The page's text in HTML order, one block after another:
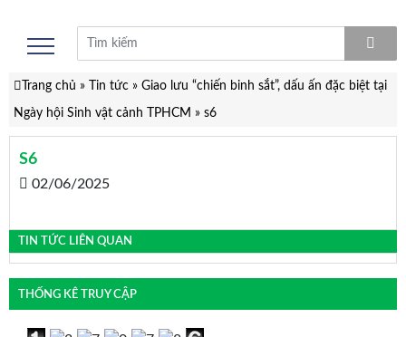
Trang chủ » Tin tức» Giao lưu “chiến binh sắt”, dấu ấn đặc biệt tại
Ngày hội Sinh vật cảnh TPHCM » s6
S6
02/06/2025
TIN TỨC LIÊN QUAN
THỐNG KÊ TRUY CẬP